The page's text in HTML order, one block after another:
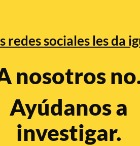
redes sociales les da
nosotros
Ayúdanos a
investigar.
Islámico
This content has NOT